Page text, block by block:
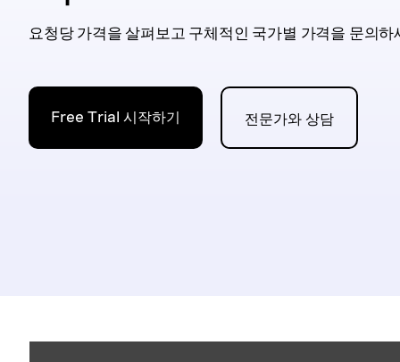
요청당 가격을 살펴보고 구체적인 국가별 가격을 문의하
Free Trial 시작하기 전문가와 상담